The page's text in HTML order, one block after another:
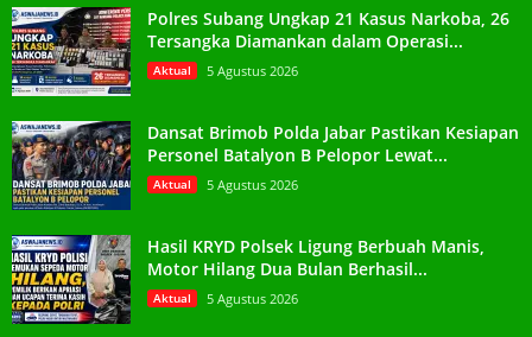
Polres Subang Ungkap 21 Kasus Narkoba, 26
Tersangka Diamankan dalam Operasi...
Aktual 5 Agustus 2026
Dansat Brimob Polda Jabar Pastikan Kesiapan
Personel Batalyon B Pelopor Lewat...
Aktual 5 Agustus 2026
Hasil KRYD Polsek Ligung Berbuah Manis,
Motor Hilang Dua Bulan Berhasil...
Aktual 5 Agustus 2026